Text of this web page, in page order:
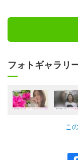
フォトギャラリ
こ